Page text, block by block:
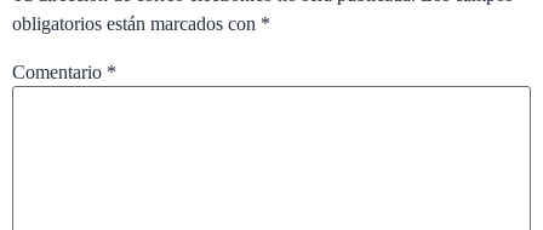
obligatorios están marcados con *
Comentario *